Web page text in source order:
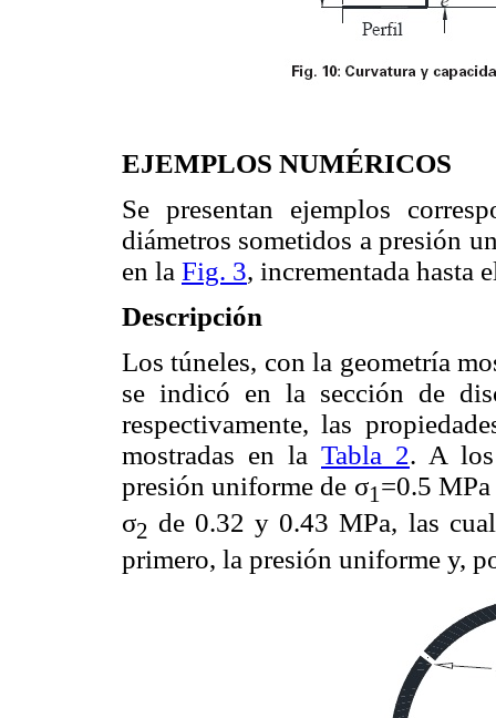
EJEMPLOS NUMÉRICOS
Se presentan ejemplos
diámetros sometidos a presión
en la Fig. 3, incrementada hasta
Descripción
Los túneles, con la geometría
se indicó en la sección de
respectivamente, las
mostradas en la Tabla 2. A los
presión uniforme de σ1 =0.5
σ2 de 0.32 y 0.43 MPa, las
primero, la presión uniforme y,